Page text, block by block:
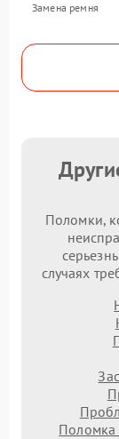
Замена ремня
Поломки,
случаях
Поломка